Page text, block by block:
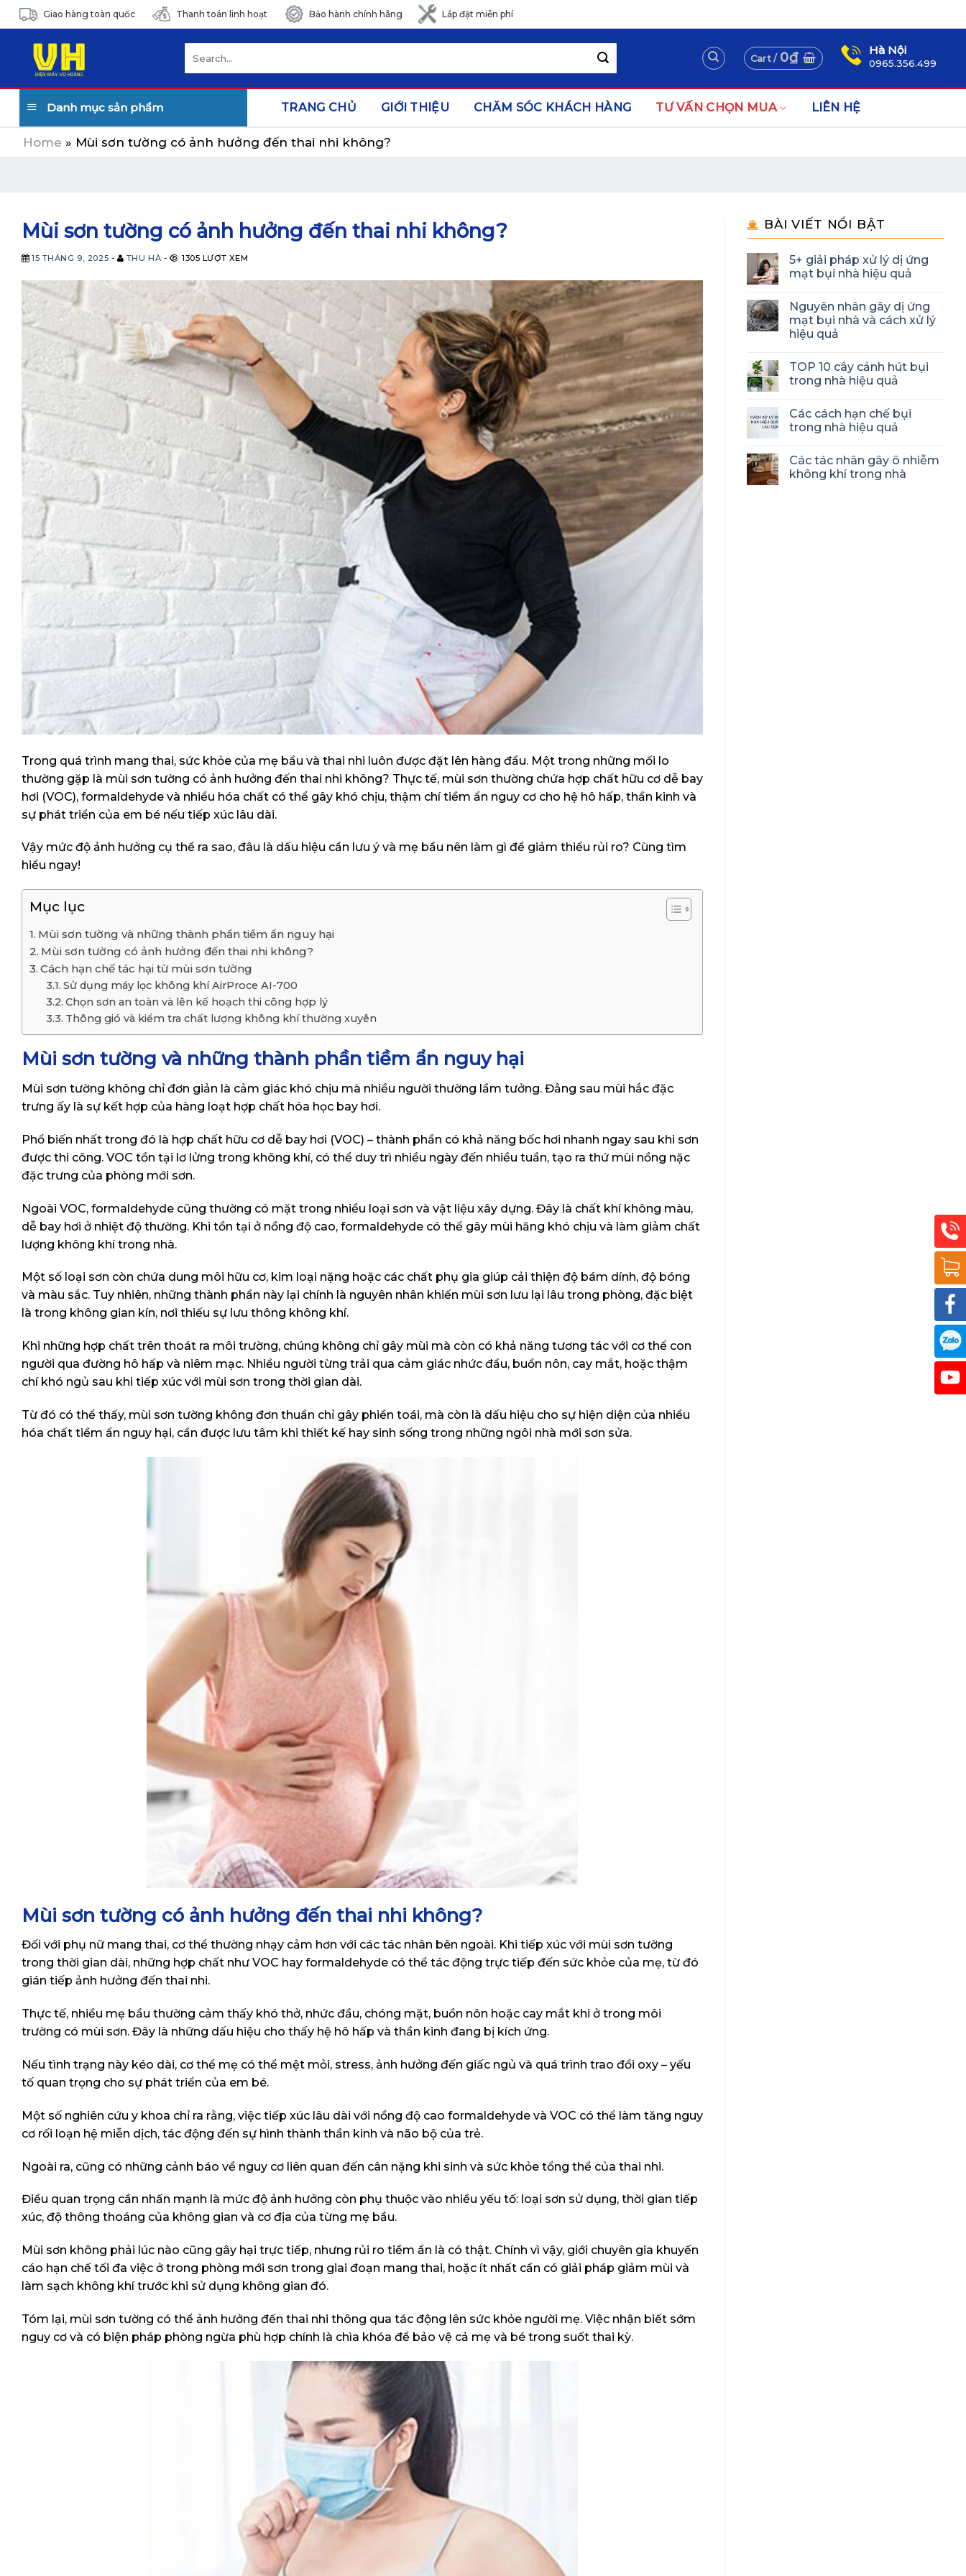
Skip
to
content
Giao hàng toàn quốc Thanh toán linh hoạt Bảo hành chính hãng Lắp đặt miễn phí
for:
Cart / 0₫ Hà Nội
0965.356.499
Danh mục sản phẩm TRANG CHỦ GIỚI THIỆU CHĂM SÓC KHÁCH HÀNG TƯ VẤN CHỌN MUA LIÊN HỆ
Home » Mùi sơn tường có ảnh hưởng đến thai nhi không?
Mùi sơn tường có ảnh hưởng đến thai nhi không?
15 THÁNG 9, 2025 - THU HÀ - 1305 LƯỢT XEM
Trong quá trình mang thai, sức khỏe của mẹ bầu và thai nhi luôn được đặt lên hàng đầu. Một trong những mối lo
thường gặp là mùi sơn tường có ảnh hưởng đến thai nhi không? Thực tế, mùi sơn thường chứa hợp chất hữu cơ dễ bay
hơi (VOC), formaldehyde và nhiều hóa chất có thể gây khó chịu, thậm chí tiềm ẩn nguy cơ cho hệ hô hấp, thần kinh và
sự phát triển của em bé nếu tiếp xúc lâu dài.
Vậy mức độ ảnh hưởng cụ thể ra sao, đâu là dấu hiệu cần lưu ý và mẹ bầu nên làm gì để giảm thiểu rủi ro? Cùng tìm
hiểu ngay!
Mục lục
Mùi sơn tường và những thành phần tiềm ẩn nguy hại
Mùi sơn tường có ảnh hưởng đến thai nhi không?
Cách hạn chế tác hại từ mùi sơn tường
Sử dụng máy lọc không khí AirProce AI-700
Chọn sơn an toàn và lên kế hoạch thi công hợp lý
Thông gió và kiểm tra chất lượng không khí thường xuyên
Mùi sơn tường và những thành phần tiềm ẩn nguy hại
Mùi sơn tường không chỉ đơn giản là cảm giác khó chịu mà nhiều người thường lầm tưởng. Đằng sau mùi hắc đặc
trưng ấy là sự kết hợp của hàng loạt hợp chất hóa học bay hơi.
Phổ biến nhất trong đó là hợp chất hữu cơ dễ bay hơi (VOC) – thành phần có khả năng bốc hơi nhanh ngay sau khi sơn
được thi công. VOC tồn tại lơ lửng trong không khí, có thể duy trì nhiều ngày đến nhiều tuần, tạo ra thứ mùi nồng nặc
đặc trưng của phòng mới sơn.
Ngoài VOC, formaldehyde cũng thường có mặt trong nhiều loại sơn và vật liệu xây dựng. Đây là chất khí không màu,
dễ bay hơi ở nhiệt độ thường. Khi tồn tại ở nồng độ cao, formaldehyde có thể gây mùi hăng khó chịu và làm giảm chất
lượng không khí trong nhà.
Một số loại sơn còn chứa dung môi hữu cơ, kim loại nặng hoặc các chất phụ gia giúp cải thiện độ bám dính, độ bóng
và màu sắc. Tuy nhiên, những thành phần này lại chính là nguyên nhân khiến mùi sơn lưu lại lâu trong phòng, đặc biệt
là trong không gian kín, nơi thiếu sự lưu thông không khí.
Khi những hợp chất trên thoát ra môi trường, chúng không chỉ gây mùi mà còn có khả năng tương tác với cơ thể con
người qua đường hô hấp và niêm mạc. Nhiều người từng trải qua cảm giác nhức đầu, buồn nôn, cay mắt, hoặc thậm
chí khó ngủ sau khi tiếp xúc với mùi sơn trong thời gian dài.
Từ đó có thể thấy, mùi sơn tường không đơn thuần chỉ gây phiền toái, mà còn là dấu hiệu cho sự hiện diện của nhiều
hóa chất tiềm ẩn nguy hại, cần được lưu tâm khi thiết kế hay sinh sống trong những ngôi nhà mới sơn sửa.
Mùi sơn tường có ảnh hưởng đến thai nhi không?
Đối với phụ nữ mang thai, cơ thể thường nhạy cảm hơn với các tác nhân bên ngoài. Khi tiếp xúc với mùi sơn tường
trong thời gian dài, những hợp chất như VOC hay formaldehyde có thể tác động trực tiếp đến sức khỏe của mẹ, từ đó
gián tiếp ảnh hưởng đến thai nhi.
Thực tế, nhiều mẹ bầu thường cảm thấy khó thở, nhức đầu, chóng mặt, buồn nôn hoặc cay mắt khi ở trong môi
trường có mùi sơn. Đây là những dấu hiệu cho thấy hệ hô hấp và thần kinh đang bị kích ứng.
Nếu tình trạng này kéo dài, cơ thể mẹ có thể mệt mỏi, stress, ảnh hưởng đến giấc ngủ và quá trình trao đổi oxy – yếu
tố quan trọng cho sự phát triển của em bé.
Một số nghiên cứu y khoa chỉ ra rằng, việc tiếp xúc lâu dài với nồng độ cao formaldehyde và VOC có thể làm tăng nguy
cơ rối loạn hệ miễn dịch, tác động đến sự hình thành thần kinh và não bộ của trẻ.
Ngoài ra, cũng có những cảnh báo về nguy cơ liên quan đến cân nặng khi sinh và sức khỏe tổng thể của thai nhi.
Điều quan trọng cần nhấn mạnh là mức độ ảnh hưởng còn phụ thuộc vào nhiều yếu tố: loại sơn sử dụng, thời gian tiếp
xúc, độ thông thoáng của không gian và cơ địa của từng mẹ bầu.
Mùi sơn không phải lúc nào cũng gây hại trực tiếp, nhưng rủi ro tiềm ẩn là có thật. Chính vì vậy, giới chuyên gia khuyến
cáo hạn chế tối đa việc ở trong phòng mới sơn trong giai đoạn mang thai, hoặc ít nhất cần có giải pháp giảm mùi và
làm sạch không khí trước khi sử dụng không gian đó.
Tóm lại, mùi sơn tường có thể ảnh hưởng đến thai nhi thông qua tác động lên sức khỏe người mẹ. Việc nhận biết sớm
nguy cơ và có biện pháp phòng ngừa phù hợp chính là chìa khóa để bảo vệ cả mẹ và bé trong suốt thai kỳ.
BÀI VIẾT NỔI BẬT
5+ giải pháp xử lý dị ứng
mạt bụi nhà hiệu quả
Nguyên nhân gây dị ứng
mạt bụi nhà và cách xử lý
hiệu quả
TOP 10 cây cảnh hút bụi
trong nhà hiệu quả
Các cách hạn chế bụi
trong nhà hiệu quả
Các tác nhân gây ô nhiễm
không khí trong nhà